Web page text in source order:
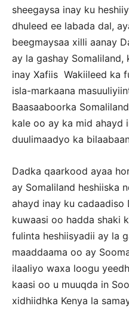
sheegaysa inay ku
dhuleed ee labada dal,
beegmaysaa xilli aanay
ay la gashay
inay Xafiis Wakiileed ka
isla-markaana
Baasaaboorka
kale oo ay ka mid ahayd
duulimaadyo ka
Dadka qaarkood ayaa
ay Somaliland heshiiska
ahayd inay ku cadaadiso
kuwaasi oo hadda shaki
fulinta heshiisyadii ay la
maaddaama oo ay
ilaaliyo waxa loogu
kaasi oo u muuqda in
xidhiidhka Kenya la